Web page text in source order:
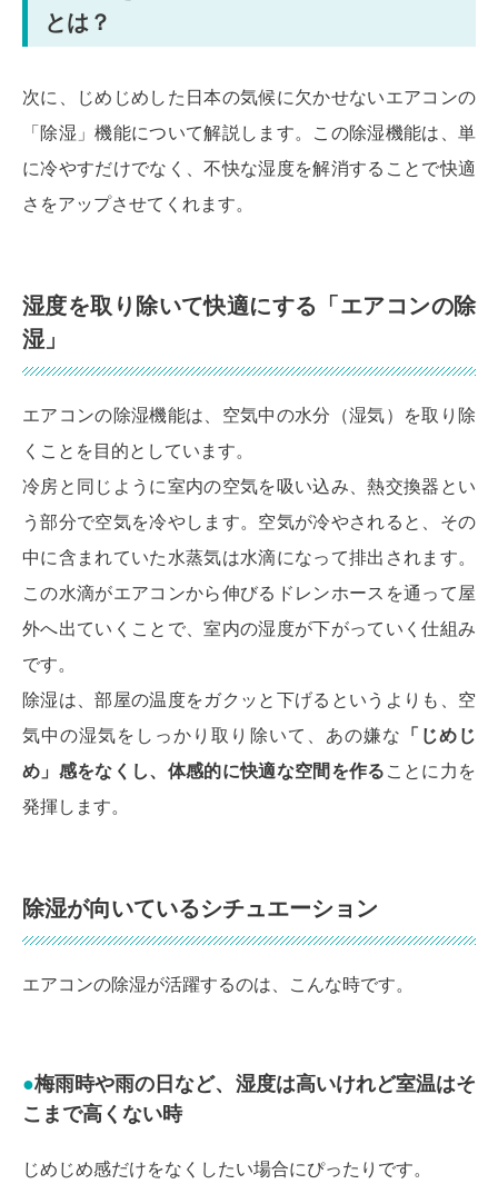
とは？
次に、じめじめした日本の気候に欠かせないエアコンの
「除湿」機能について解説します。この除湿機能は、単
に冷やすだけでなく、不快な湿度を解消することで快適
さをアップさせてくれます。
湿度を取り除いて快適にする「エアコンの除
湿」
エアコンの除湿機能は、空気中の水分（湿気）を取り除
くことを目的としています。
冷房と同じように室内の空気を吸い込み、熱交換器とい
う部分で空気を冷やします。空気が冷やされると、その
中に含まれていた水蒸気は水滴になって排出されます。
この水滴がエアコンから伸びるドレンホースを通って屋
外へ出ていくことで、室内の湿度が下がっていく仕組み
です。
除湿は、部屋の温度をガクッと下げるというよりも、空
気中の湿気をしっかり取り除いて、あの嫌な
「じめじ
め」感をなくし、体感的に快適な空間を作る ことに力を
発揮します。
除湿が向いているシチュエーション
エアコンの除湿が活躍するのは、こんな時です。
梅雨時や雨の日など、湿度は高いけれど室温はそ
こまで高くない時
じめじめ感だけをなくしたい場合にぴったりです。